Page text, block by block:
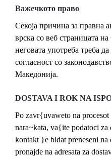
Важечкото право
Секоја причина за правна
врска со веб
неговата употреба треба
согласност со
Македонија.
DOSTAVA I ROK NA
Po zavr{uvaweto na
nara~kata, va{ite podatoci
kontakt }e bidat preneseni
pronajde na adresata za